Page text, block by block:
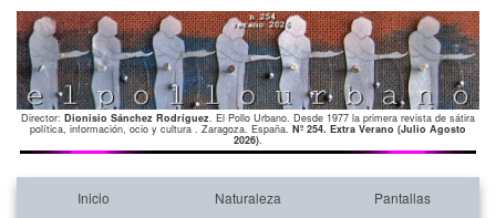
Director: Dionisio Sánchez Rodríguez. El Pollo Urbano. Desde 1977 la primera revista de sátira
política, información, ocio y cultura . Zaragoza. España. Nº 254. Extra Verano (Julio Agosto
2026).
Inicio Naturaleza Pantallas